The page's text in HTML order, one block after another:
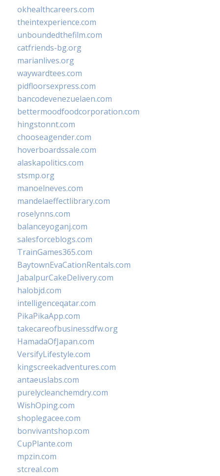
okhealthcareers.com
theintexperience.com
unboundedthefilm.com
catfriends-bg.org
marianlives.org
waywardtees.com
pidfloorsexpress.com
bancodevenezuelaen.com
bettermoodfoodcorporation.com
hingstonnt.com
chooseagender.com
hoverboardssale.com
alaskapolitics.com
stsmp.org
manoelneves.com
mandelaeffectlibrary.com
roselynns.com
balanceyoganj.com
salesforceblogs.com
TrainGames365.com
BaytownEvaCationRentals.com
JabalpurCakeDelivery.com
halobjd.com
intelligenceqatar.com
PikaPikaApp.com
takecareofbusinessdfw.org
HamadaOfJapan.com
VersifyLifestyle.com
kingscreekadventures.com
antaeuslabs.com
purelycleanchemdry.com
WishOping.com
shoplegacee.com
bonvivantshop.com
CupPlante.com
mpzin.com
stcreal.com